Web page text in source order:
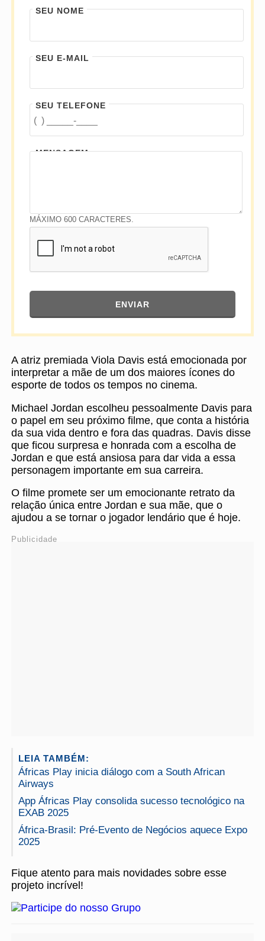
SEU NOME
SEU E-MAIL
SEU TELEFONE
MENSAGEM
MÁXIMO 600 CARACTERES.
ENVIAR
A atriz premiada Viola Davis está emocionada por
interpretar a mãe de um dos maiores ícones do
esporte de todos os tempos no cinema.
Michael Jordan escolheu pessoalmente Davis para
o papel em seu próximo filme, que conta a história
da sua vida dentro e fora das quadras. Davis disse
que ficou surpresa e honrada com a escolha de
Jordan e que está ansiosa para dar vida a essa
personagem importante em sua carreira.
O filme promete ser um emocionante retrato da
relação única entre Jordan e sua mãe, que o
ajudou a se tornar o jogador lendário que é hoje.
Publicidade
LEIA TAMBÉM:
Áfricas Play inicia diálogo com a South African
Airways
App Áfricas Play consolida sucesso tecnológico na
EXAB 2025
África-Brasil: Pré-Evento de Negócios aquece Expo
2025
Fique atento para mais novidades sobre esse
projeto incrível!